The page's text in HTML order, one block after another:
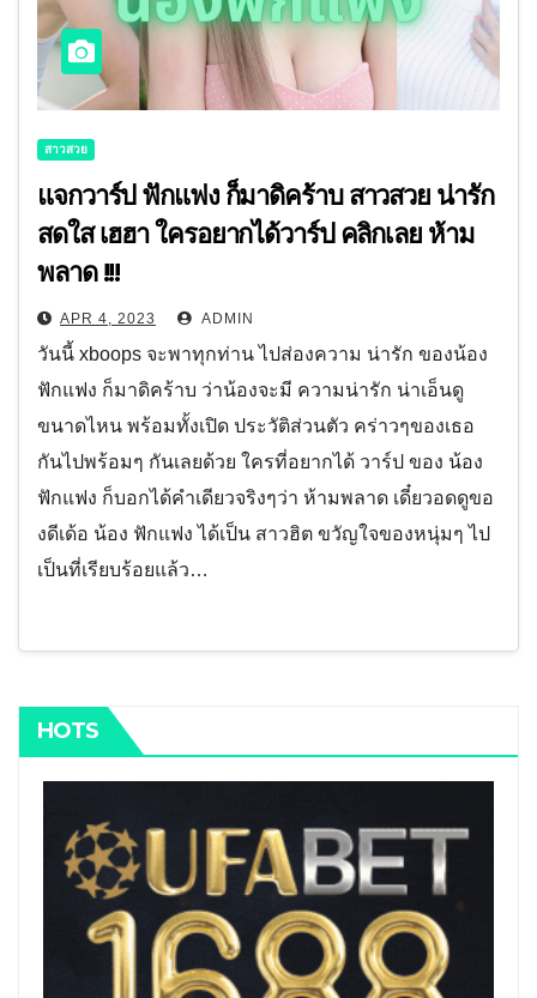
สาวสวย
แจกวาร์ป ฟักแฟง ก็มาดิคร้าบ สาวสวย น่ารัก
สดใส เฮฮา ใครอยากได้วาร์ป คลิกเลย ห้าม
พลาด !!!
APR 4, 2023 ADMIN
วันนี้ xboops จะพาทุกท่าน ไปส่องความ น่ารัก ของน้อง
ฟักแฟง ก็มาดิคร้าบ ว่าน้องจะมี ความน่ารัก น่าเอ็นดู
ขนาดไหน พร้อมทั้งเปิด ประวัติส่วนตัว คร่าวๆของเธอ
กันไปพร้อมๆ กันเลยด้วย ใครที่อยากได้ วาร์ป ของ น้อง
ฟักแฟง ก็บอกได้คำเดียวจริงๆว่า ห้ามพลาด เดี๋ยวอดดูขอ
งดีเด้อ น้อง ฟักแฟง ได้เป็น สาวฮิต ขวัญใจของหนุ่มๆ ไป
เป็นที่เรียบร้อยแล้ว…
HOTS